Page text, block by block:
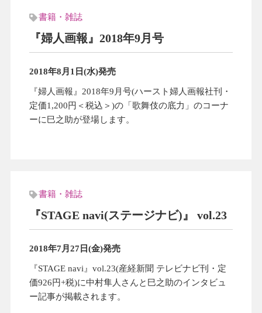
書籍・雑誌
『婦人画報』2018年9月号
2018年8月1日(水)発売
『婦人画報』2018年9月号(ハースト婦人画報社刊・
定価1,200円＜税込＞)の「歌舞伎の底力」のコーナ
ーに巳之助が登場します。
書籍・雑誌
『STAGE navi(ステージナビ)』 vol.23
2018年7月27日(金)発売
『STAGE navi』vol.23(産経新聞 テレビナビ刊・定
価926円+税)に中村隼人さんと巳之助のインタビュ
ー記事が掲載されます。